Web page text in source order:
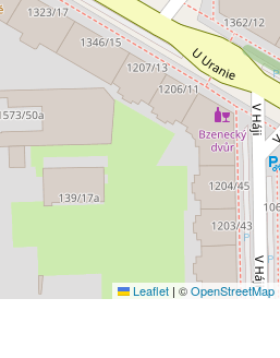
Leaflet | ©OpenStreetMap